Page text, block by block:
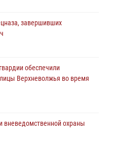
на дороге в городе Кашин
завершивших
обеспечили
Верхневолжья во время
вневедомственной охраны